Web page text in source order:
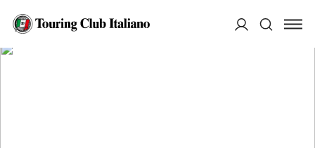
HOME
G.H. MAZZARÒ SEA PALACE